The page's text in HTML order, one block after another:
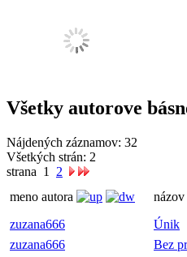
Všetky autorove
Nájdených záznamov: 32
Všetkých strán: 2
strana 1
2
meno autora
názov
zuzana666 Únik
zuzana666
Bez